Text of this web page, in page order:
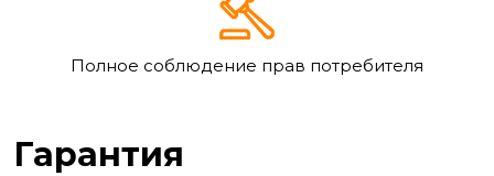
Полное соблюдение прав потребителя
Гарантия